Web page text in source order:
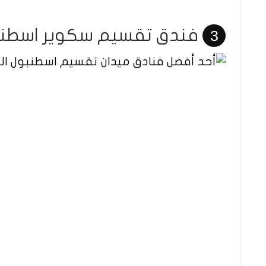
3 فندق تقسيم سكوير